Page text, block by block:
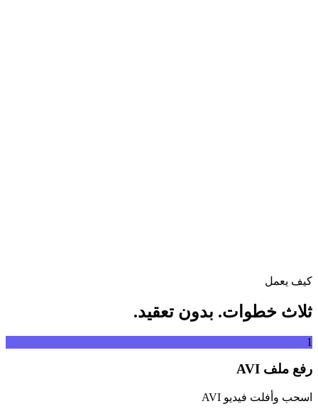
كيف يعمل
ثلاث خطوات. بدون تعقيد.
1
رفع ملف AVI
اسحب وأفلت فيديو AVI